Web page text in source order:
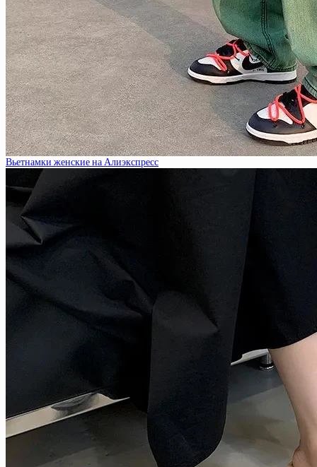
Вьетнамки женские на Алиэкспресс